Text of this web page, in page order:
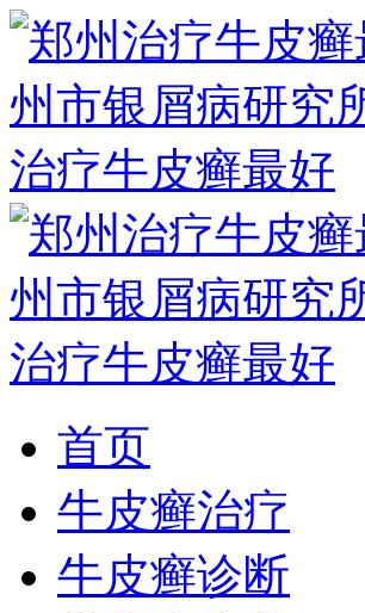
首页
牛皮癣治疗
牛皮癣诊断